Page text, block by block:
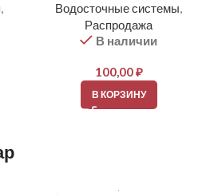
,
Водосточные системы,
Распродажа
В наличии
100,00₽
В КОРЗИНУ